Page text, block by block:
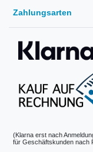
Zahlungsarten
(Klarna erst nach
für Geschäftskunden nach